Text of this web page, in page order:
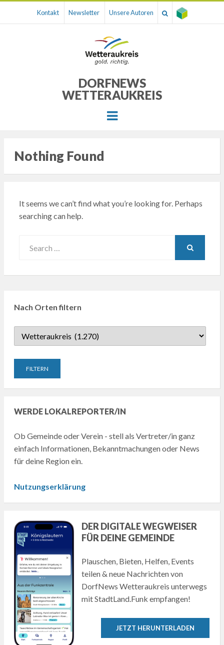
Kontakt Newsletter Unsere Autoren
DORFNEWS
WETTERAUKREIS
Menu
Nothing Found
It seems we can’t find what you’re looking for. Perhaps
searching can help.
for:
Nach Orten filtern
WERDE LOKALREPORTER/IN
Ob Gemeinde oder Verein - stell als Vertreter/in ganz
einfach Informationen, Bekanntmachungen oder News
für deine Region ein.
Nutzungserklärung
DER DIGITALE WEGWEISER
FÜR DEINE GEMEINDE
Plauschen, Bieten, Helfen, Events
teilen & neue Nachrichten von
DorfNews Wetteraukreis unterwegs
mit StadtLand.Funk empfangen!
JETZT HERUNTERLADEN